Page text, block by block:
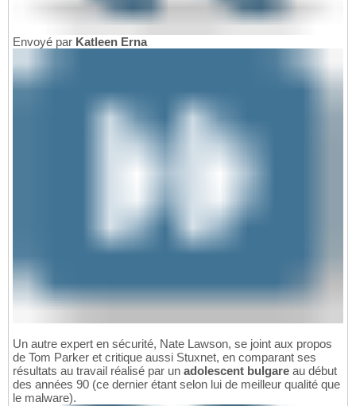
Envoyé par Katleen Erna
Un autre expert en sécurité, Nate Lawson, se joint aux propos
de Tom Parker et critique aussi Stuxnet, en comparant ses
résultats au travail réalisé par un adolescent bulgare au début
des années 90 (ce dernier étant selon lui de meilleur qualité que
le malware).